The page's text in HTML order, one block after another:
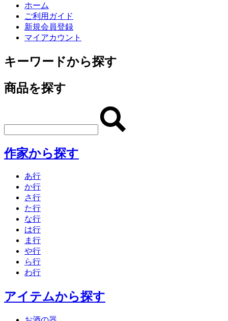
ホーム
ご利用ガイド
新規会員登録
マイアカウント
キーワードから探す
商品を探す
作家から探す
あ行
か行
さ行
た行
な行
は行
ま行
や行
ら行
わ行
アイテムから探す